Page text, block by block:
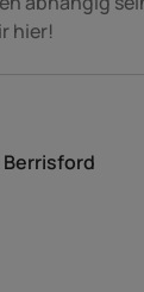
hier!
Berrisford